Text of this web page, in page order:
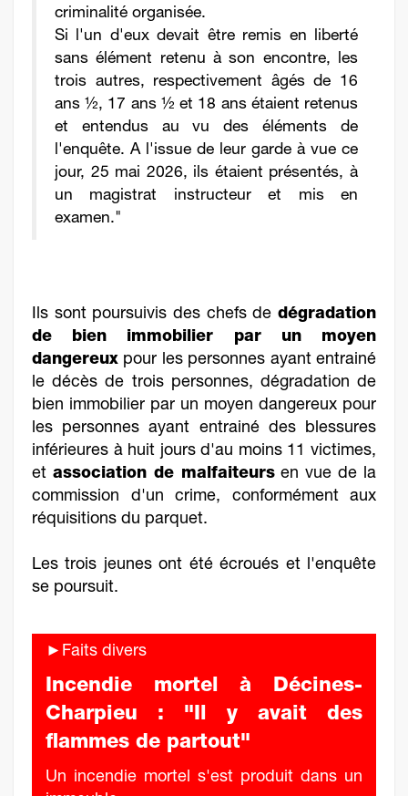
criminalité organisée.
Si l'un d'eux devait être remis en liberté
sans élément retenu à son encontre, les
trois autres, respectivement âgés de 16
ans ½, 17 ans ½ et 18 ans étaient retenus
et entendus au vu des éléments de
l'enquête. A l'issue de leur garde à vue ce
jour, 25 mai 2026, ils étaient présentés, à
un magistrat instructeur et mis en
examen."
Ils sont poursuivis des chefs de dégradation
de bien immobilier par un moyen
dangereux pour les personnes ayant entrainé
le décès de trois personnes, dégradation de
bien immobilier par un moyen dangereux pour
les personnes ayant entrainé des blessures
inférieures à huit jours d'au moins 11 victimes,
et association de malfaiteursen vue de la
commission d'un crime, conformément aux
réquisitions du parquet.
Les trois jeunes ont été écroués et l'enquête
se poursuit.
►Faits divers
Incendie mortel à Décines-
Charpieu : "Il y avait des
flammes de partout"
Un incendie mortel s'est produit dans un